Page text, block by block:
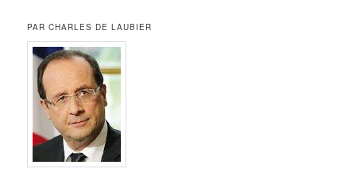
PAR CHARLES DE LAUBIER